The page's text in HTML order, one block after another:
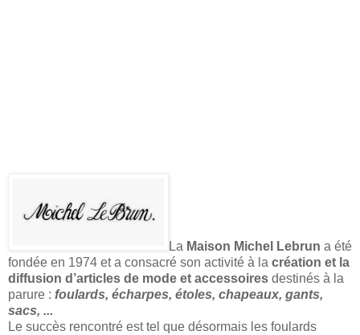
La Maison Michel Lebrun a été
fondée en 1974 et a consacré son activité à la création et la
diffusion d’articles de mode et accessoires destinés à la
parure : foulards, écharpes, étoles, chapeaux, gants,
sacs, ...
Le succès rencontré est tel que désormais les foulards